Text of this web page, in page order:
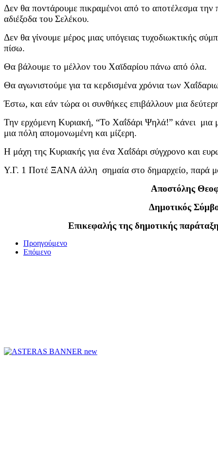
Δεν θα ποντάρουμε πικραμένοι από το αποτέλεσμα την
αδιέξοδα του Σελέκου.
Δεν θα γίνουμε μέρος μιας υπόγειας τυχοδιωκτικής
πίσω.
Θα βάλουμε το μέλλον του Χαϊδαρίου πάνω από όλα.
Θα αγωνιστούμε για τα κερδισμένα χρόνια των
Έστω, και εάν τώρα οι συνθήκες επιβάλλουν μια
Την ερχόμενη Κυριακή, “Το Χαΐδάρι Ψηλά!” κάνει μια
μια πόλη απομονωμένη και μίζερη.
Η μάχη της Κυριακής για ένα Χαΐδάρι σύγχρονο και
Υ.Γ. 1 Ποτέ ΞΑΝΑ άλλη σημαία στο δημαρχείο, παρά
Αποστόλης
Δημοτικός
Επικεφαλής της δημοτικής
Προηγούμενο
Επόμενο